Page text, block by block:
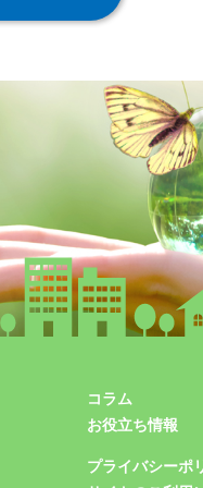
コラム
お役立ち情報
プライバシーポ